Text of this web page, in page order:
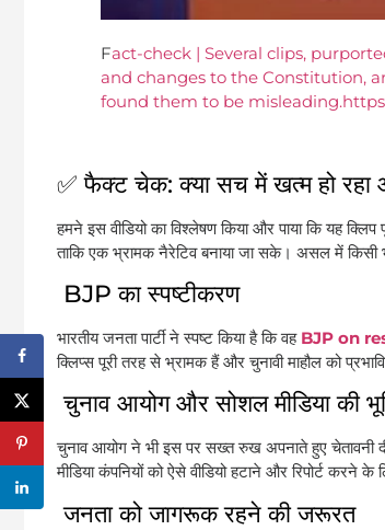
Fact-check | Several clips,
and changes to the Constitution,
found them to be
✅ फैक्ट चेक: क्या सच में खत्म हो रहा
हमने इस वीडियो का विश्लेषण किया और पाया कि यह क्लिप
ताकि एक भ्रामक नैरेटिव बनाया जा सके। असल में किसी
BJP का स्पष्टीकरण
भारतीय जनता पार्टी ने स्पष्ट किया है कि वह BJP on
क्लिप्स पूरी तरह से भ्रामक हैं और चुनावी माहौल को
चुनाव आयोग और सोशल मीडिया की
चुनाव आयोग ने भी इस पर सख्त रुख अपनाते हुए
मीडिया कंपनियों को ऐसे वीडियो हटाने और रिपोर्ट करने के
जनता को जागरूक रहने की जरूरत